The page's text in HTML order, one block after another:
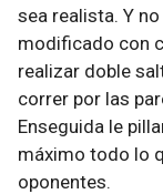
sea realista. Y
modificado con
realizar doble
correr por las
Enseguida le
máximo todo lo
oponentes.